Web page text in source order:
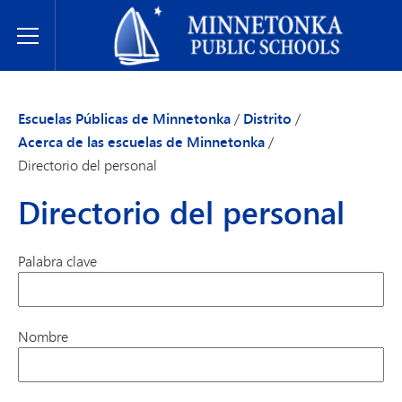
Toggle Menu
Escuelas Públicas de Minnetonka
Escuelas Públicas de Minnetonka/ Distrito /
Acerca de las escuelas de Minnetonka/
Directorio del personal
Directorio del personal
Palabra clave
Nombre